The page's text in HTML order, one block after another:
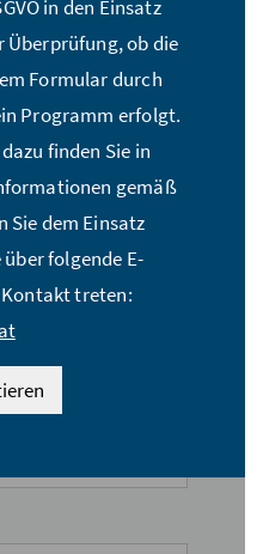
in den Einsatz
Überprüfung, ob die
Formular durch
Programm erfolgt.
finden Sie in
gemäß
Sie dem Einsatz
folgende E-
treten: